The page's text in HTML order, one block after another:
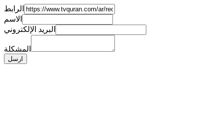
الرابط
الاسم
البريد الإلكتروني
المشكلة
ارسل